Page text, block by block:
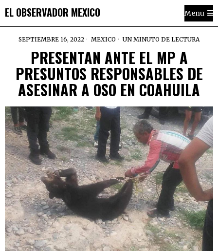
EL OBSERVADOR MEXICO Menu
SEPTIEMBRE 16, 2022 MEXICO UN MINUTO DE LECTURA
PRESENTAN ANTE EL MP A
PRESUNTOS RESPONSABLES DE
ASESINAR A OSO EN COAHUILA